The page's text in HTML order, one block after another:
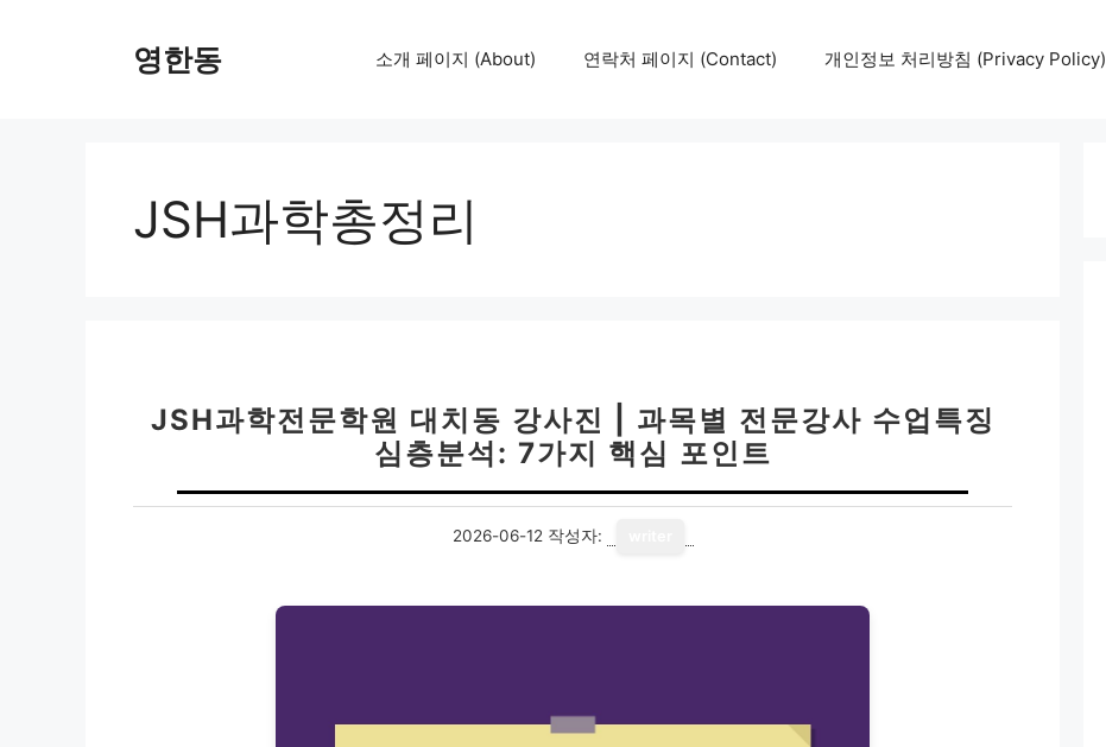
영한동 소개 페이지 (About) 연락처 페이지 (Contact) 개인정보 처리방침 (Privacy Policy)
JSH과학총정리
JSH과학전문학원 대치동 강사진 | 과목별 전문강사 수업특징
심층분석: 7가지 핵심 포인트
2026-06-12 작성자: